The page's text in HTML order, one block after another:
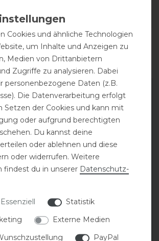
ZUR PRODUKTSICHERHEIT
Zubehör für dich
Pikosoft-Boots
Gamaschen vorne
Cookies und ähnliche Technologien
um Inhalte und Anzeigen zu
Medien von Drittanbietern
Zugriffe zu analysieren. Dabei
personenbezogene Daten (z.B.
Die Datenverarbeitung erfolgt
Setzen der Cookies und kann mit
oder aufgrund berechtigten
Du kannst deine
oder ablehnen und diese
oder widerrufen. Weitere
findest du in unserer Daten­schutz­
Essenziell
Statistik
Externe Medien
PayPal